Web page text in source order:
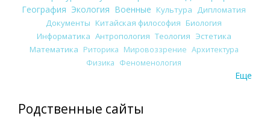
География Экология Военные Культура
Дипломатия
Документы Китайская философия Биология
Информатика Антропология Теология Эстетика
Математика Риторика Мировоззрение Архитектура
Физика Феноменология
Еще
Родственные сайты